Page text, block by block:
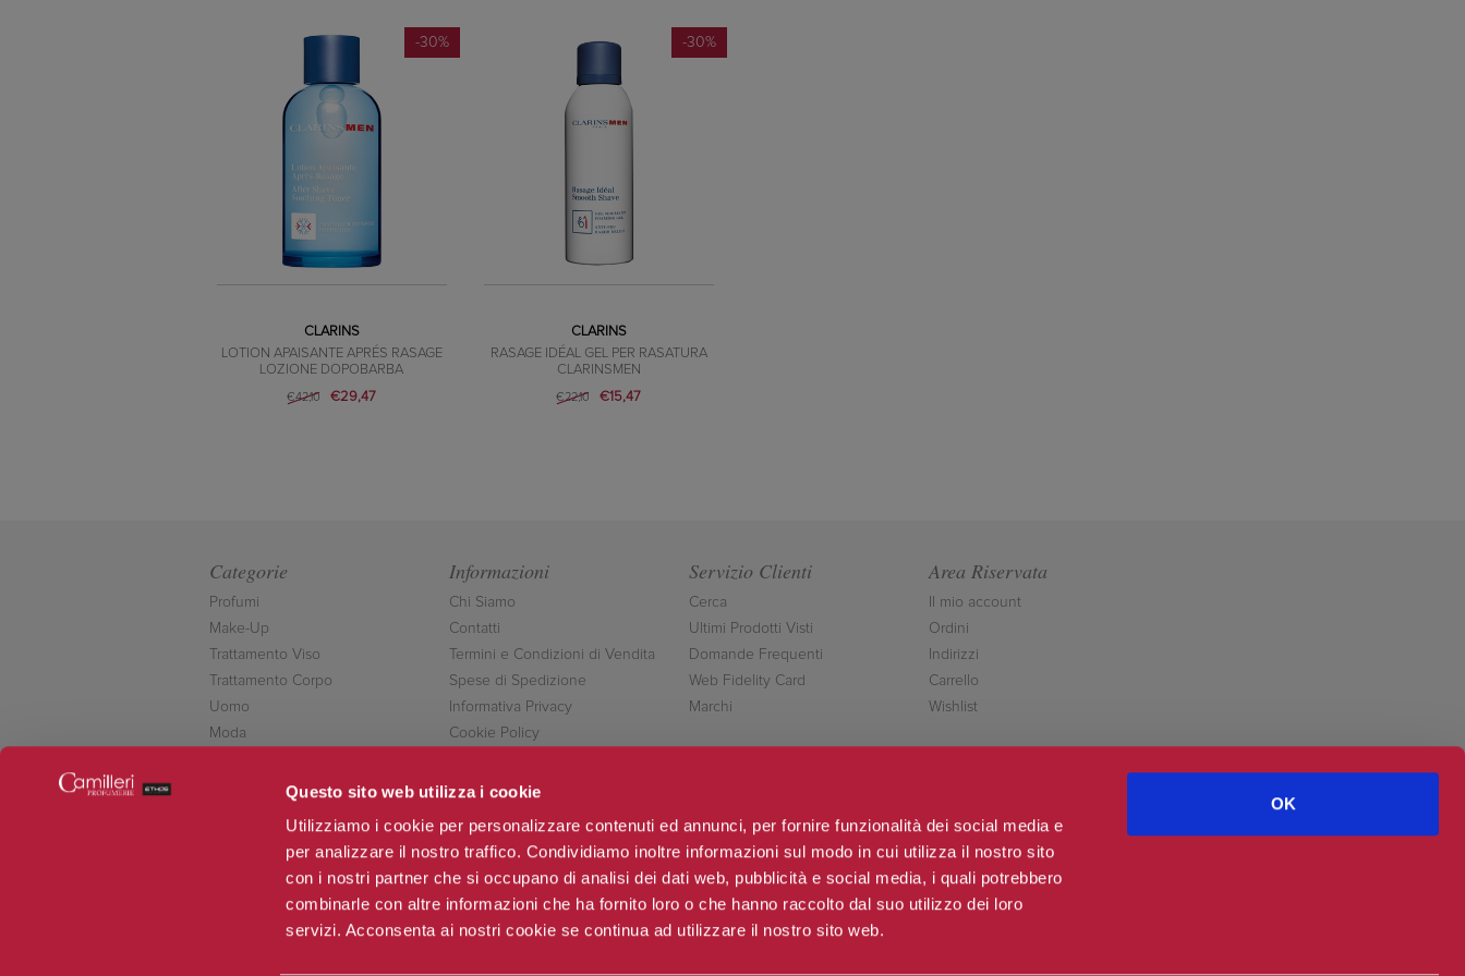
Questo sito web utilizza i cookie
Utilizziamo i cookie per personalizzare contenuti ed annunci, per fornire funzionalità dei social media e
per analizzare il nostro traffico. Condividiamo inoltre informazioni sul modo in cui utilizza il nostro sito
con i nostri partner che si occupano di analisi dei dati web, pubblicità e social media, i quali potrebbero
combinarle con altre informazioni che ha fornito loro o che hanno raccolto dal suo utilizzo dei loro
servizi. Acconsenta ai nostri cookie se continua ad utilizzare il nostro sito web.
OK
-30%
CLARINS
LOTION APAISANTE APRÉS RASAGE
LOZIONE DOPOBARBA
€42,10 €29,47
-30%
CLARINS
RASAGE IDÉAL GEL PER RASATURA
CLARINSMEN
€22,10 €15,47
Categorie
Profumi
Make-Up
Trattamento Viso
Trattamento Corpo
Uomo
Moda
Informazioni
Chi Siamo
Contatti
Termini e Condizioni di Vendita
Spese di Spedizione
Informativa Privacy
Cookie Policy
Servizio Clienti
Cerca
Ultimi Prodotti Visti
Domande Frequenti
Web Fidelity Card
Marchi
Area Riservata
Il mio account
Ordini
Indirizzi
Carrello
Wishlist
Seguici